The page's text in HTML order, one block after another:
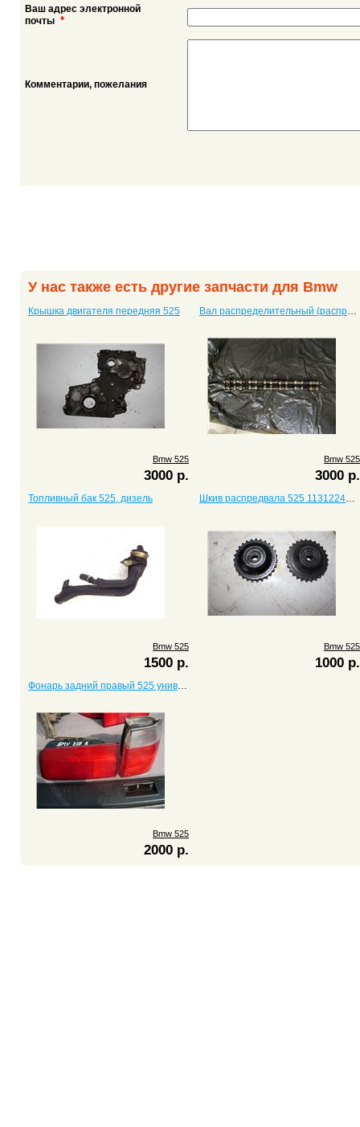
Ваш адрес электронной
почты *
Комментарии, пожелания
У нас также есть другие запчасти для Bmw
Крышка двигателя передняя 525
Bmw 525
3000 р.
Вал распределительный (распредвал) 525 с двигателем M57D25, 256d1
Bmw 525
3000 р.
Топливный бак 525, дизель
Bmw 525
1500 р.
Шкив распредвала 525 11312247052
Bmw 525
1000 р.
Фонарь задний правый 525 универсал
Bmw 525
2000 р.